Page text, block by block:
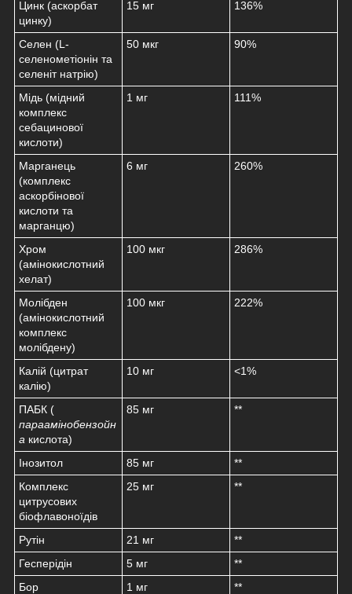
Цинк (аскорбат
цинку)
15 мг 136%
Селен (L-
селенометіонін та
селеніт натрію)
50 мкг 90%
Мідь (мідний
комплекс
себацинової
кислоти)
1 мг 111%
Марганець
(комплекс
аскорбінової
кислоти та
марганцю)
6 мг 260%
Хром
(амінокислотний
хелат)
100 мкг 286%
Молібден
(амінокислотний
комплекс
молібдену)
100 мкг 222%
Калій (цитрат
калію)
10 мг <1%
ПАБК (
параамінобензойн
а кислота)
85 мг **
Інозитол 85 мг
**
Комплекс
цитрусових
біофлавоноїдів
25 мг **
Рутін 21 мг
**
Гесперідін
5 мг
**
Бор
1 мг **